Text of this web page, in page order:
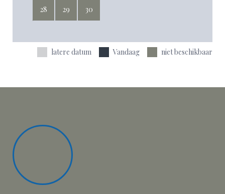
28 29 30
latere datum Vandaag niet beschikbaar